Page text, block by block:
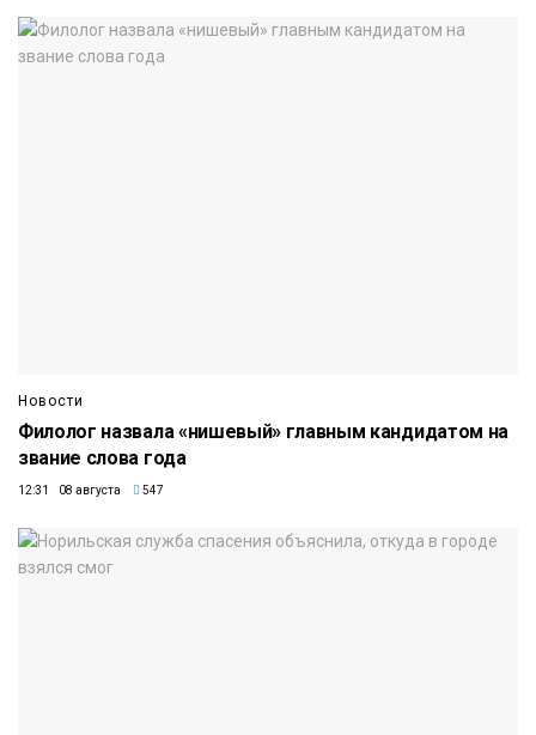
Новости
Филолог назвала «нишевый» главным кандидатом на
звание слова года
12:31 08 августа 547